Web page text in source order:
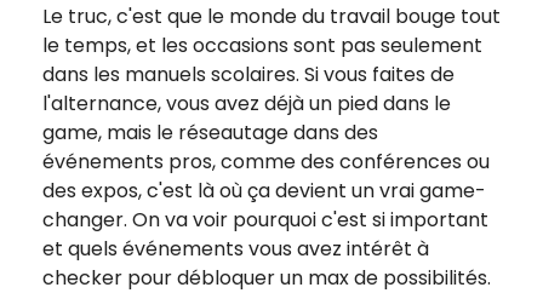
Le truc, c'est que le monde du travail bouge tout
le temps, et les occasions sont pas seulement
dans les manuels scolaires. Si vous faites de
l'alternance, vous avez déjà un pied dans le
game, mais le réseautage dans des
événements pros, comme des conférences ou
des expos, c'est là où ça devient un vrai game-
changer. On va voir pourquoi c'est si important
et quels événements vous avez intérêt à
checker pour débloquer un max de possibilités.